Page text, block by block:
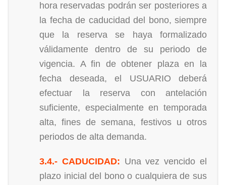
hora reservadas podrán ser posteriores a
la fecha de caducidad del bono, siempre
que la reserva se haya formalizado
válidamente dentro de su periodo de
vigencia. A fin de obtener plaza en la
fecha deseada, el USUARIO deberá
efectuar la reserva con antelación
suficiente, especialmente en temporada
alta, fines de semana, festivos u otros
periodos de alta demanda.
3.4.- CADUCIDAD: Una vez vencido el
plazo inicial del bono o cualquiera de sus